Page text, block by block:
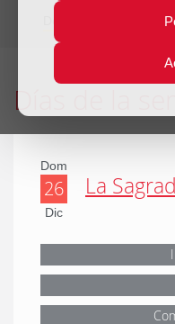
Del día 26 de
Días de la
Dom
26
Dic
La